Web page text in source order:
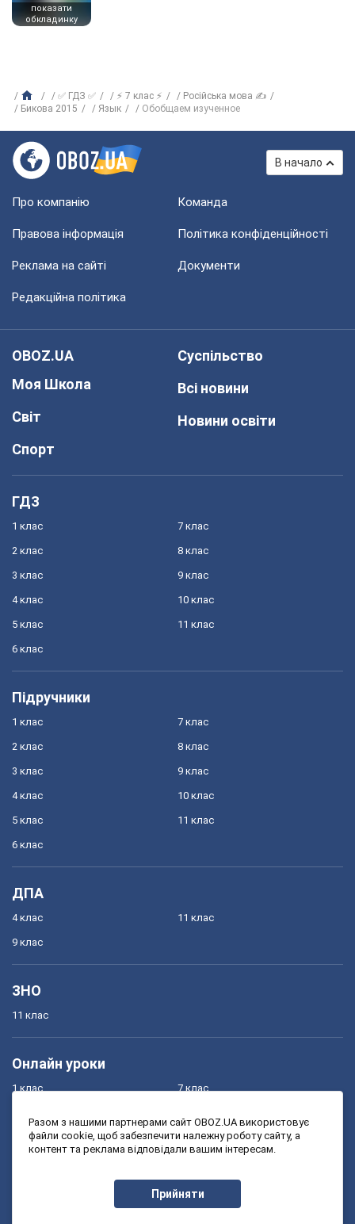
показати
обкладинку
✅ ГДЗ ✅ ⚡ 7 клас ⚡
Російська мова ✍
Бикова 2015
Язык Обобщаем изученное
В начало
Про компанію Команда
Правова інформація Політика конфіденційності
Реклама на сайті Документи
Редакційна політика
OBOZ.UA
Моя Школа
Світ
Спорт
Суспільство
Всі новини
Новини освіти
ГДЗ
1 клас
2 клас
3 клас
4 клас
5 клас
6 клас
7 клас
8 клас
9 клас
10 клас
11 клас
Підручники
1 клас
2 клас
3 клас
4 клас
5 клас
6 клас
7 клас
8 клас
9 клас
10 клас
11 клас
ДПА
4 клас
9 клас
11 клас
ЗНО
11 клас
Онлайн уроки
1 клас
3 клас
7 клас
9 клас
Разом з нашими партнерами сайт OBOZ.UA використовує
файли cookie, щоб забезпечити належну роботу сайту, а
контент та реклама відповідали вашим інтересам.
Прийняти